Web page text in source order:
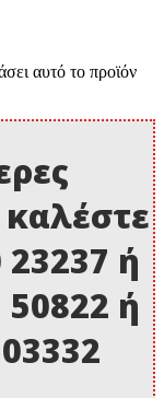
αυτό το προϊόν
23237 ή
50822 ή